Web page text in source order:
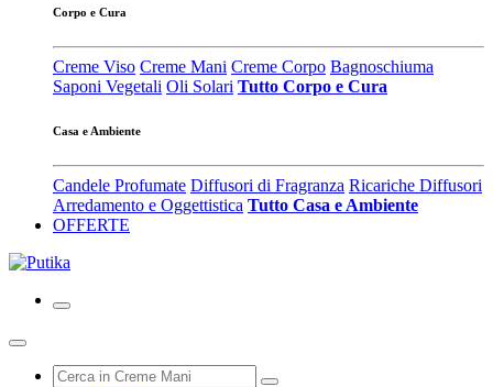
Corpo e Cura
Creme Viso Creme Mani Creme Corpo Bagnoschiuma
Saponi Vegetali Oli Solari Tutto Corpo e Cura
Casa e Ambiente
Candele Profumate Diffusori di Fragranza Ricariche Diffusori
Arredamento e Oggettistica Tutto Casa e Ambiente
OFFERTE